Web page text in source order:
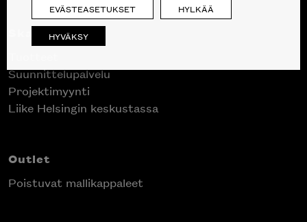
Skanno
Suunnittelupalvelu
Projektimyynti
Liike Helsingin keskustassa
Outlet
Poistuvat mallikappaleet
EVÄSTEASETUKSET HYLKÄÄ
HYVÄKSY